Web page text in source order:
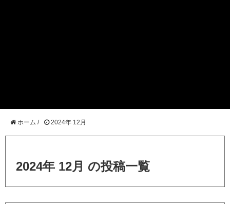
ホーム / 2024年 12月
2024年 12月 の投稿一覧